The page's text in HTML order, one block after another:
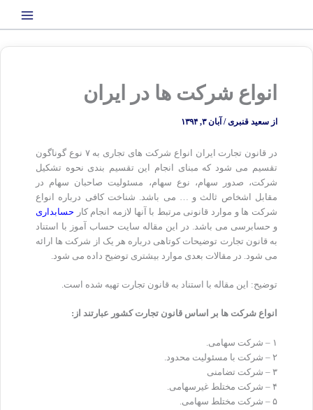
انواع شرکت ها در ایران
از سعید قنبری/ آبان ۳, ۱۳۹۴
در قانون تجارت ایران انواع شرکت های تجاری به ۷ نوع گوناگون
تقسیم می شود که مبنای انجام این تقسیم بندی نحوه تشکیل
شرکت، صدور سهام، نوع سهام، مسئولیت صاحبان سهام در
مقابل اشخاص ثالث و … می باشد. شناخت کافی درباره انواع
شرکت ها و موارد قانونی مرتبط با آنها لازمه انجام کار حسابداری
و حسابرسی می باشد. در این مقاله سایت حساب آموز با استناد
به قانون تجارت توضیحات کوتاهی درباره هر یک از شرکت ها ارائه
می شود. در مقالات بعدی موارد بیشتری توضیح داده می شود.
توضیح: این مقاله با استناد به قانون تجارت تهیه شده است.
انواع شرکت ها بر اساس قانون تجارت کشور عبارتند از:
۱ – شرکت سهامی.
۲ – شرکت با مسئولیت محدود.
۳ – شرکت تضامنی
۴ – شرکت مختلط غیرسهامی.
۵ – شرکت مختلط سهامی.